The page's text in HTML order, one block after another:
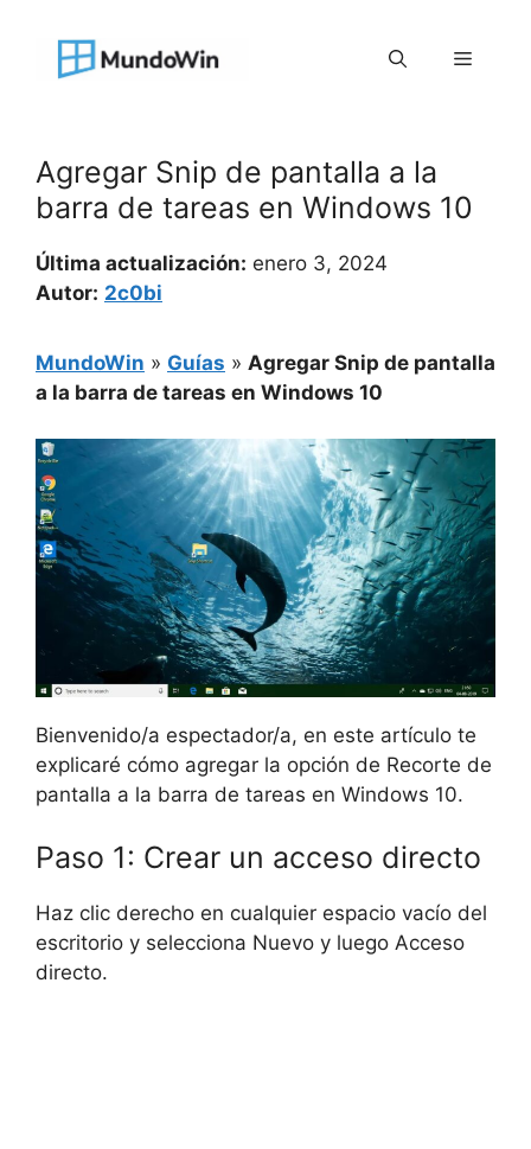
contenido
Menú
Agregar Snip de pantalla a la
barra de tareas en Windows 10
Última actualización: enero 3, 2024
Autor: 2c0bi
MundoWin » Guías » Agregar Snip de pantalla
a la barra de tareas en Windows 10
Bienvenido/a espectador/a, en este artículo te
explicaré cómo agregar la opción de Recorte de
pantalla a la barra de tareas en Windows 10.
Paso 1: Crear un acceso directo
Haz clic derecho en cualquier espacio vacío del
escritorio y selecciona Nuevo y luego Acceso
directo.